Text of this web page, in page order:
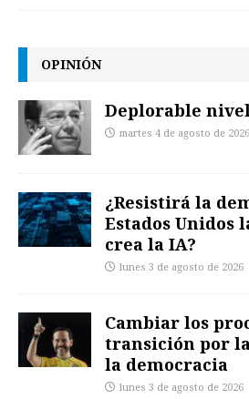
OPINIÓN
Deplorable
martes 4 de agosto de 2026
¿Resistirá la
Estados Unidos
crea la IA?
lunes 3 de agosto de 2026
Cambiar los
transición por
la democracia
lunes 3 de agosto de 2026